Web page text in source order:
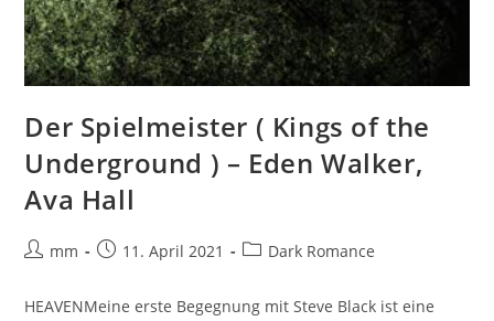
Der Spielmeister ( Kings of the
Underground ) – Eden Walker,
Ava Hall
mm 11. April 2021 Dark Romance
HEAVENMeine erste Begegnung mit Steve Black ist eine